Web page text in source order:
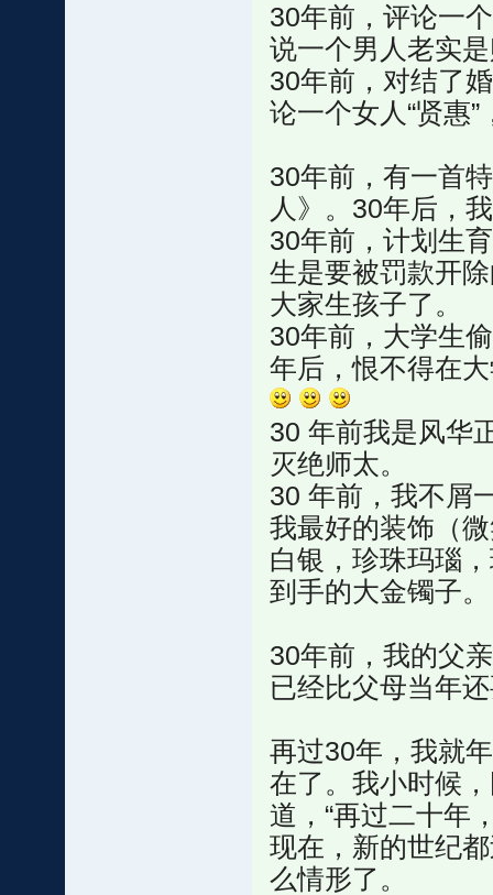
30年前，评论一
说一个男人老实
30年前，对结了
论一个女人“贤惠
30年前，有一首
人》。30年后，
30年前，计划生
生是要被罚款开
大家生孩子了。
30年前，大学生
年后，恨不得在
30 年前我是风华
灭绝师太。
30 年前，我不屑
我最好的装饰（
白银，珍珠玛瑙
到手的大金镯子。
30年前，我的父
已经比父母当年
再过30年，我就
在了。我小时候
道，“再过二十年
现在，新的世纪
么情形了。